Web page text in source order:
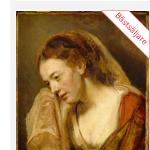
Bästsäljare